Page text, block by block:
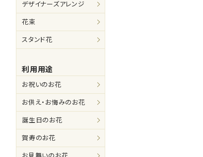
デザイナーズアレンジ
花束
スタンド花
利用用途
お祝いのお花
お供え・お悔みのお花
誕生日のお花
賀寿のお花